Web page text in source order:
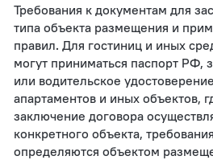
Требования к документам для заселения зависят от
типа объекта размещения и
правил. Для гостиниц и иных
могут приниматься паспорт РФ,
или водительское
апартаментов и иных объектов,
заключение договора
конкретного объекта,
определяются объектом